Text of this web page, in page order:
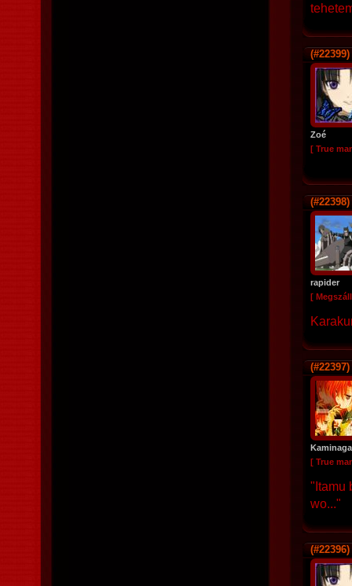
(#22399)
Zoé
[ True
(#22398)
rapider
[
(#22397)
Kaminaga
[ True
"Itamu
wo..."
(#22396)